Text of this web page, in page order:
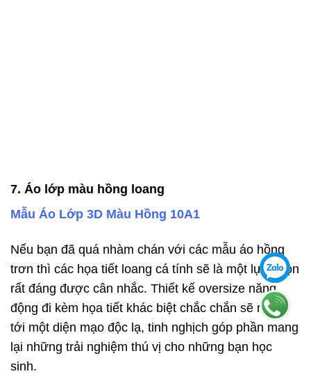
7. Áo lớp màu hồng loang
Mẫu Áo Lớp 3D Màu Hồng 10A1
Nếu bạn đã quá nhàm chán với các mẫu áo hồng
trơn thì các họa tiết loang cá tính sẽ là một lựa chọn
rất đáng được cân nhắc. Thiết kế oversize năng
động đi kèm họa tiết khác biệt chắc chắn sẽ mang
tới một diện mạo độc lạ, tinh nghịch góp phần mang
lại những trải nghiệm thú vị cho những bạn học
sinh.